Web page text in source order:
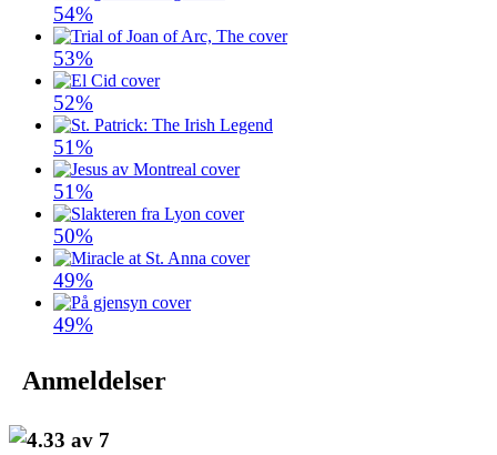
54%
53%
52%
51%
51%
50%
49%
49%
Anmeldelser